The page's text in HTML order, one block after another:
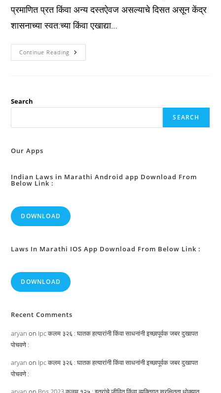
प्रमाणित प्रत किंवा अन्य दस्तऐवज असल्याचे दिसत असून केंद्र
शासनाच्या स्वत:च्या किंवा एखाद्या…
Continue Reading Bsa
कलम
:
Search
SEARCH
Our Apps
Indian Laws in Marathi Android app Download From
Below Link :
DOWNLOAD
Laws In Marathi IOS App Download From Below Link :
DOWNLOAD
Recent Comments
aryan on Ipc कलम ३२६ : घातक हत्यारांनी किंवा साधनांनी इच्छापूर्वक जबर दुखापत
पोचवणे :
aryan on Ipc कलम ३२६ : घातक हत्यारांनी किंवा साधनांनी इच्छापूर्वक जबर दुखापत
पोचवणे :